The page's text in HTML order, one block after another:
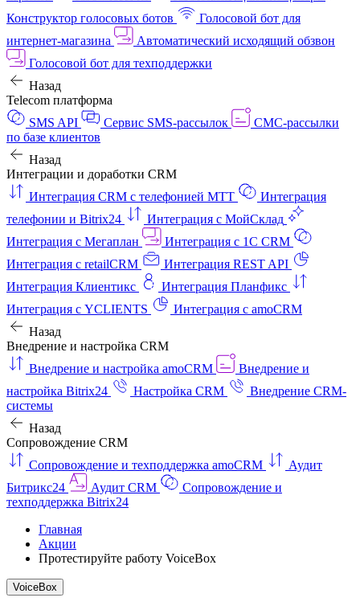
Конструктор голосовых ботов
Голосовой бот для
интернет‑магазина
Автоматический исходящий обзвон
Голосовой бот для техподдержки
Назад
Telecom платформа
SMS API
Сервис SMS-рассылок
СМС-рассылки
по базе клиентов
Назад
Интеграции и доработки CRM
Интеграция CRM с телефонией МТТ
Интеграция
телефонии и Bitrix24
Интеграция с МойСклад
Интеграция с Мегаплан
Интеграция с 1C CRM
Интеграция с retailCRM
Интеграция REST API
Интеграция Клиентикс
Интеграция Планфикс
Интеграция с YCLIENTS
Интеграция с amoCRM
Назад
Внедрение и настройка CRM
Внедрение и настройка amoCRM
Внедрение и
настройка Bitrix24
Настройка CRM
Внедрение CRM-
системы
Назад
Сопровождение CRM
Сопровождение и техподдержка amoCRM
Аудит
Битрикс24
Аудит CRM
Сопровождение и
техподдержка Bitrix24
Главная
Акции
Протестируйте работу VoiceBox
VoiceBox